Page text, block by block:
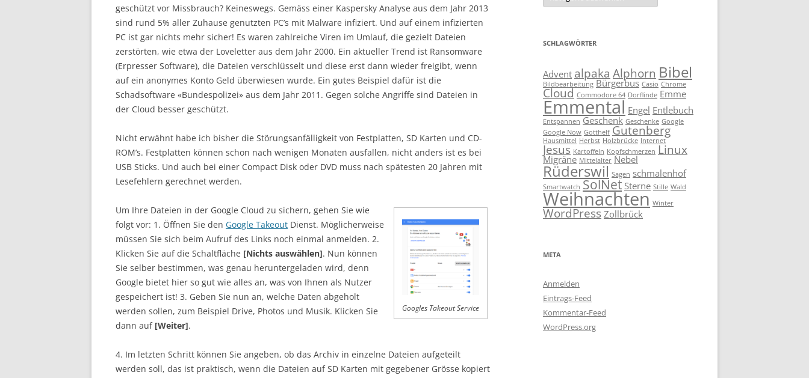
geschützt vor Missbrauch? Keineswegs. Gemäss einer Kaspersky Analyse aus dem Jahr 2013
sind rund 5% aller Zuhause genutzten PC’s mit Malware infiziert. Und auf einem infizierten
PC ist gar nichts mehr sicher! Es waren zahlreiche Viren im Umlauf, die gezielt Dateien
zerstörten, wie etwa der Loveletter aus dem Jahr 2000. Ein aktueller Trend ist Ransomware
(Erpresser Software), die Dateien verschlüsselt und diese erst dann wieder freigibt, wenn
auf ein anonymes Konto Geld überwiesen wurde. Ein gutes Beispiel dafür ist die
Schadsoftware «Bundespolizei» aus dem Jahr 2011. Gegen solche Angriffe sind Dateien in
der Cloud besser geschützt.
Nicht erwähnt habe ich bisher die Störungsanfälligkeit von Festplatten, SD Karten und CD-
ROM’s. Festplatten können schon nach wenigen Monaten ausfallen, nicht anders ist es bei
USB Sticks. Und auch bei einer Compact Disk oder DVD muss nach spätesten 20 Jahren mit
Lesefehlern gerechnet werden.
Googles Takeout Service
Um Ihre Dateien in der Google Cloud zu sichern, gehen Sie wie
folgt vor: 1. Öffnen Sie den Google Takeout Dienst. Möglicherweise
müssen Sie sich beim Aufruf des Links noch einmal anmelden. 2.
Klicken Sie auf die Schaltfläche [Nichts auswählen]. Nun können
Sie selber bestimmen, was genau heruntergeladen wird, denn
Google bietet hier so gut wie alles an, was von Ihnen als Nutzer
gespeichert ist! 3. Geben Sie nun an, welche Daten abgeholt
werden sollen, zum Beispiel Drive, Photos und Musik. Klicken Sie
dann auf [Weiter].
4. Im letzten Schritt können Sie angeben, ob das Archiv in einzelne Dateien aufgeteilt
werden soll, das ist praktisch, wenn die Dateien auf SD Karten mit gegebener Grösse kopiert
SCHLAGWÖRTER
Advent alpaka Alphorn Bibel
Bildbearbeitung Bürgerbus Casio Chrome
Cloud Commodore 64 Dorflinde Emme
Emmental Engel Entlebuch
Entspannen Geschenk Geschenke Google
Google Now Gotthelf Gutenberg
Hausmittel Herbst Holzbrücke Internet
Jesus Kartoffeln Kopfschmerzen Linux
Migräne Mittelalter Nebel
Rüderswil Sagen schmalenhof
Smartwatch SolNet Sterne Stille Wald
Weihnachten Winter
WordPress Zollbrück
META
Anmelden
Eintrags-Feed
Kommentar-Feed
WordPress.org